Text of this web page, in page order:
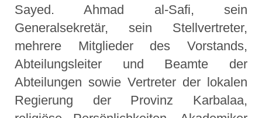
Sayed. Ahmad al-Safi, sein
Generalsekretär, sein Stellvertreter,
mehrere Mitglieder des Vorstands,
Abteilungsleiter und Beamte der
Abteilungen sowie Vertreter der lokalen
Regierung der Provinz Karbalaa,